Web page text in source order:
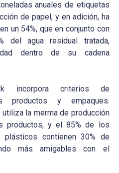
anuales de etiquetas
de papel, y en adición, ha
un 54%, que en conjunto con
del agua residual tratada,
dentro de su cadena
incorpora criterios de
productos y empaques.
la merma de producción
productos, y el 85% de los
plásticos contienen 30% de
más amigables con el